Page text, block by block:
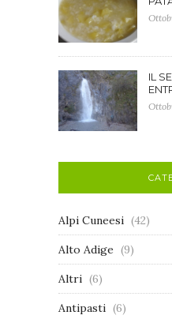
IL
Alpi Cuneesi (42)
Alto Adige (9)
Altri (6)
Antipasti (6)